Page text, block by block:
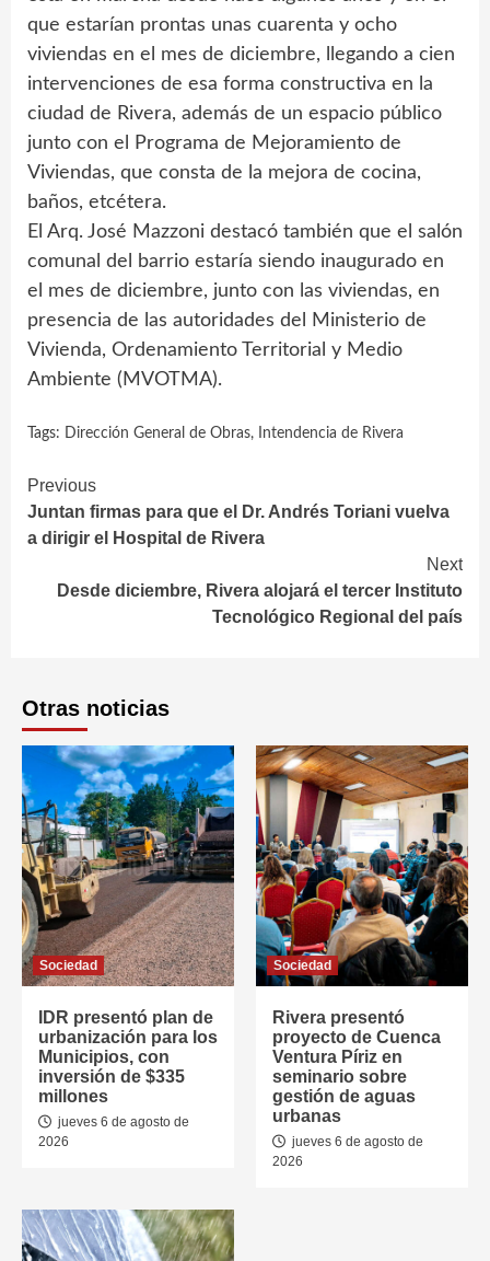
que estarían prontas unas cuarenta y ocho
viviendas en el mes de diciembre, llegando a cien
intervenciones de esa forma constructiva en la
ciudad de Rivera, además de un espacio público
junto con el Programa de Mejoramiento de
Viviendas, que consta de la mejora de cocina,
baños, etcétera.
El Arq. José Mazzoni destacó también que el salón
comunal del barrio estaría siendo inaugurado en
el mes de diciembre, junto con las viviendas, en
presencia de las autoridades del Ministerio de
Vivienda, Ordenamiento Territorial y Medio
Ambiente (MVOTMA).
Tags: Dirección General de Obras, Intendencia de Rivera
Continue
Reading
Previous
Juntan firmas para que el Dr. Andrés Toriani vuelva
a dirigir el Hospital de Rivera
Next
Desde diciembre, Rivera alojará el tercer Instituto
Tecnológico Regional del país
Otras noticias
Sociedad
IDR presentó plan de
urbanización para los
Municipios, con
inversión de $335
millones
jueves 6 de agosto de
2026
Sociedad
Rivera presentó
proyecto de Cuenca
Ventura Píriz en
seminario sobre
gestión de aguas
urbanas
jueves 6 de agosto de
2026